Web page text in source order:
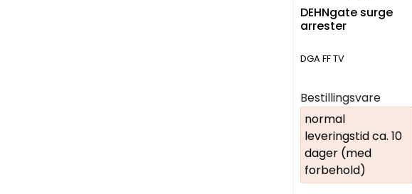
DEHNgate surge
arrester
DGA FF TV
Bestillingsvare
normal
leveringstid ca. 10
dager (med
forbehold)